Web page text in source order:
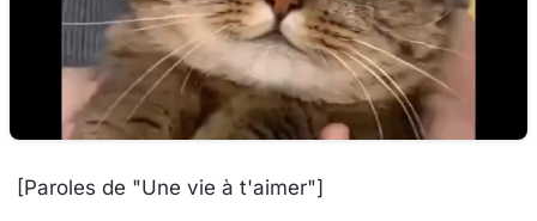
[Paroles de "Une vie à t'aimer"]